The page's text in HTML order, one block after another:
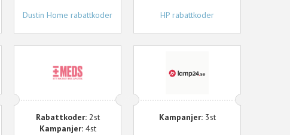
Dustin Home rabattkoder HP rabattkoder
Rabattkoder:2st
Kampanjer:4st
Kampanjer:3st